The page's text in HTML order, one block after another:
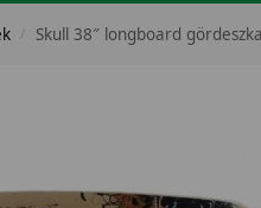
/ Skull 38″ longboard gördeszka